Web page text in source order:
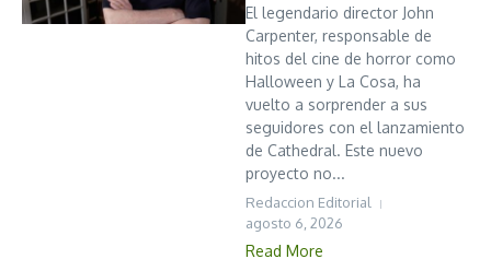
El legendario director John
Carpenter, responsable de
hitos del cine de horror como
Halloween y La Cosa, ha
vuelto a sorprender a sus
seguidores con el lanzamiento
de Cathedral. Este nuevo
proyecto no...
Redaccion Editorial
agosto 6, 2026
Read More